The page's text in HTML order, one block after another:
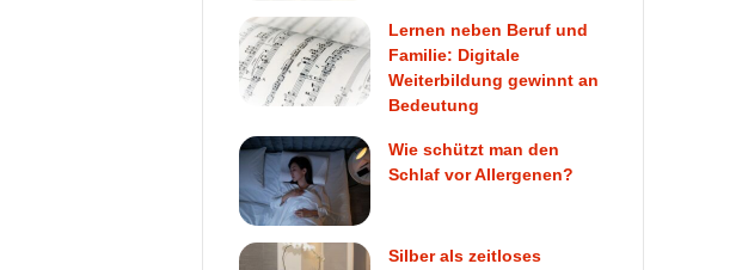
Lernen neben Beruf und
Familie: Digitale
Weiterbildung gewinnt an
Bedeutung
Wie schützt man den
Schlaf vor Allergenen?
Silber als zeitloses